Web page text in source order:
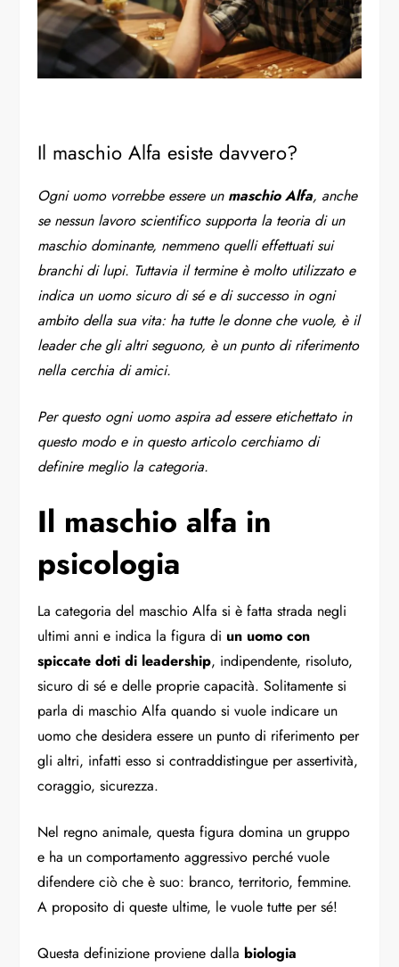
Il maschio Alfa esiste davvero?
Ogni uomo vorrebbe essere un maschio Alfa, anche
se nessun lavoro scientifico supporta la teoria di un
maschio dominante, nemmeno quelli effettuati sui
branchi di lupi. Tuttavia il termine è molto utilizzato e
indica un uomo sicuro di sé e di successo in ogni
ambito della sua vita: ha tutte le donne che vuole, è il
leader che gli altri seguono, è un punto di riferimento
nella cerchia di amici.
Per questo ogni uomo aspira ad essere etichettato in
questo modo e in questo articolo cerchiamo di
definire meglio la categoria.
Il maschio alfa in
psicologia
La categoria del maschio Alfa si è fatta strada negli
ultimi anni e indica la figura di un uomo con
spiccate doti di leadership, indipendente, risoluto,
sicuro di sé e delle proprie capacità. Solitamente si
parla di maschio Alfa quando si vuole indicare un
uomo che desidera essere un punto di riferimento per
gli altri, infatti esso si contraddistingue per assertività,
coraggio, sicurezza.
Nel regno animale, questa figura domina un gruppo
e ha un comportamento aggressivo perché vuole
difendere ciò che è suo: branco, territorio, femmine.
A proposito di queste ultime, le vuole tutte per sé!
Questa definizione proviene dalla biologia